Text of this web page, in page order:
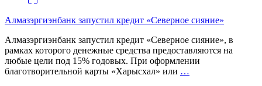
Алмазэргиэнбанк запустил кредит «Северное сияние»
Алмазэргиэнбанк запустил кредит «Северное сияние», в
рамках которого денежные средства предоставляются на
любые цели под 15% годовых. При оформлении
благотворительной карты «Харысхал» или …